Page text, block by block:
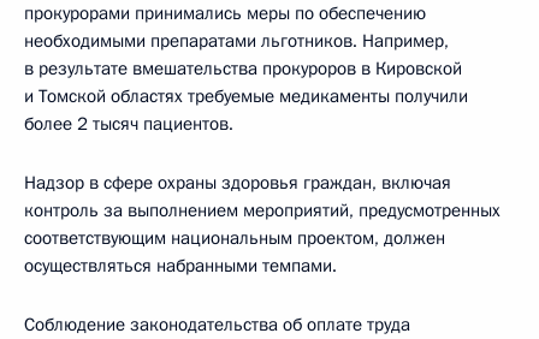
прокурорами принимались меры по обеспечению
необходимыми препаратами льготников. Например,
в результате вмешательства прокуроров в Кировской
и Томской областях требуемые медикаменты получили
более 2 тысяч пациентов.
Надзор в сфере охраны здоровья граждан, включая
контроль за выполнением мероприятий, предусмотренных
соответствующим национальным проектом, должен
осуществляться набранными темпами.
Соблюдение законодательства об оплате труда